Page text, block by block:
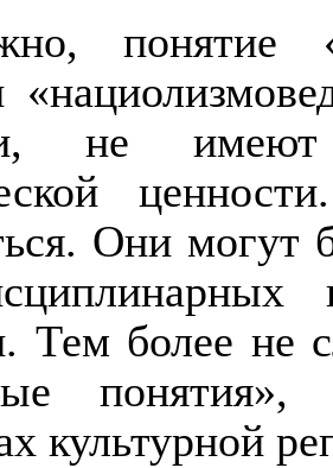
понятие
не имеют
Они могут
Тем более не
культурной